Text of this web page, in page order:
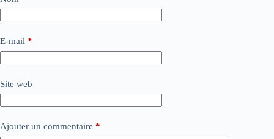
E-mail *
Site web
Ajouter un commentaire *